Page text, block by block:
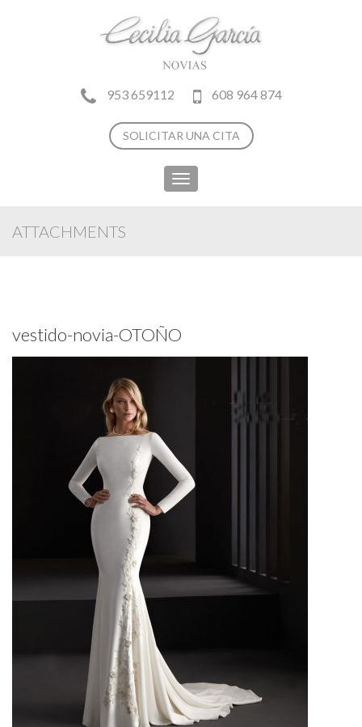
953 659112 608 964 874
SOLICITAR UNA CITA
Toggle
navigation
ATTACHMENTS
vestido-novia-OTOÑO